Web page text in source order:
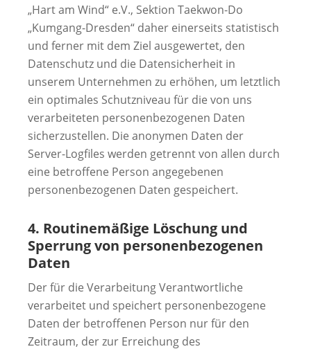
„Hart am Wind“ e.V., Sektion Taekwon-Do
„Kumgang-Dresden“ daher einerseits statistisch
und ferner mit dem Ziel ausgewertet, den
Datenschutz und die Datensicherheit in
unserem Unternehmen zu erhöhen, um letztlich
ein optimales Schutzniveau für die von uns
verarbeiteten personenbezogenen Daten
sicherzustellen. Die anonymen Daten der
Server-Logfiles werden getrennt von allen durch
eine betroffene Person angegebenen
personenbezogenen Daten gespeichert.
4. Routinemäßige Löschung und
Sperrung von personenbezogenen
Daten
Der für die Verarbeitung Verantwortliche
verarbeitet und speichert personenbezogene
Daten der betroffenen Person nur für den
Zeitraum, der zur Erreichung des